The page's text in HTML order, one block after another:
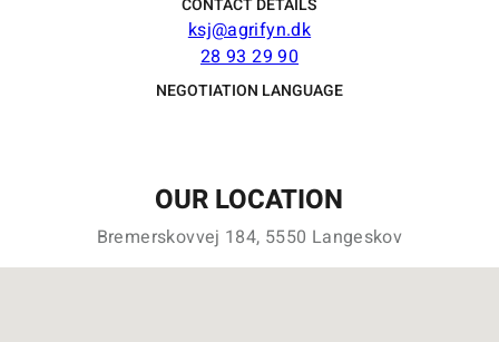
CONTACT DETAILS
ksj@agrifyn.dk
28 93 29 90
NEGOTIATION LANGUAGE
OUR LOCATION
Bremerskovvej 184, 5550 Langeskov